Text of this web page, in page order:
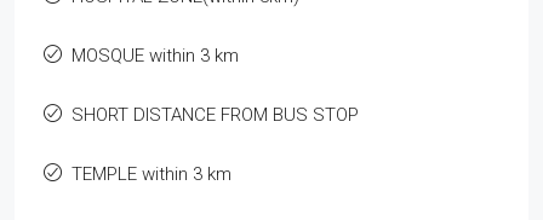
MOSQUE within 3 km
SHORT DISTANCE FROM BUS STOP
TEMPLE within 3 km